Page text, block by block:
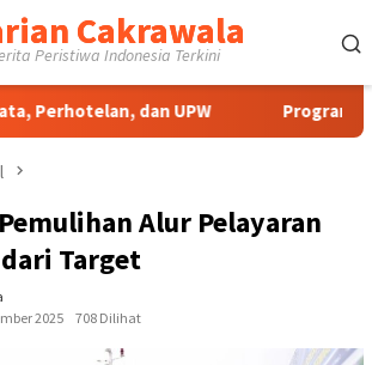
Cakrawala
Peristiwa Indonesia Terkini
dan UPW Program Pengabdian
Alur Pelayaran
Target
2025
708 Dilihat